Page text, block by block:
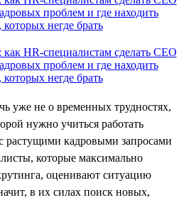
уже не о временных трудностях,
нужно учиться работать
растущими кадровыми запросами
которые максимально
оценивают ситуацию
в их силах поиск новых,